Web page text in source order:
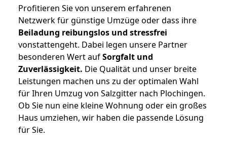
Profitieren Sie von unserem erfahrenen
Netzwerk für günstige Umzüge oder dass ihre
Beiladung reibungslos und stressfrei
vonstattengeht. Dabei legen unsere Partner
besonderen Wert aufSorgfalt und
Zuverlässigkeit. Die Qualität und unser breite
Leistungen machen uns zu der optimalen Wahl
für Ihren Umzug von Salzgitter nach Plochingen.
Ob Sie nun eine kleine Wohnung oder ein großes
Haus umziehen, wir haben die passende Lösung
für Sie.